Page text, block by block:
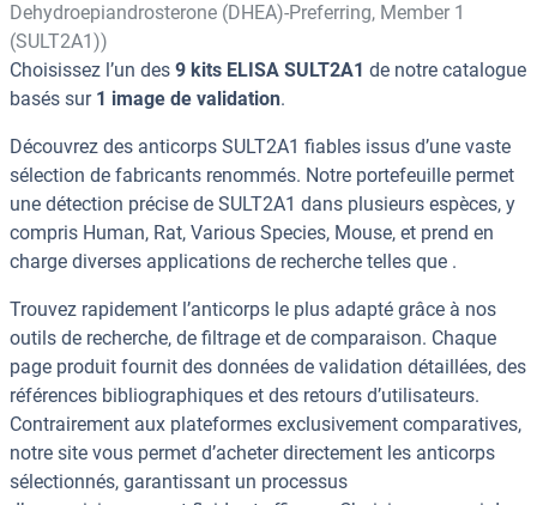
Dehydroepiandrosterone (DHEA)-Preferring, Member 1
(SULT2A1))
Choisissez l’un des 9 kits ELISA SULT2A1 de notre catalogue
basés sur 1 image de validation.
Découvrez des anticorps SULT2A1 fiables issus d’une vaste
sélection de fabricants renommés. Notre portefeuille permet
une détection précise de SULT2A1 dans plusieurs espèces, y
compris Human, Rat, Various Species, Mouse, et prend en
charge diverses applications de recherche telles que .
Trouvez rapidement l’anticorps le plus adapté grâce à nos
outils de recherche, de filtrage et de comparaison. Chaque
page produit fournit des données de validation détaillées, des
références bibliographiques et des retours d’utilisateurs.
Contrairement aux plateformes exclusivement comparatives,
notre site vous permet d’acheter directement les anticorps
sélectionnés, garantissant un processus